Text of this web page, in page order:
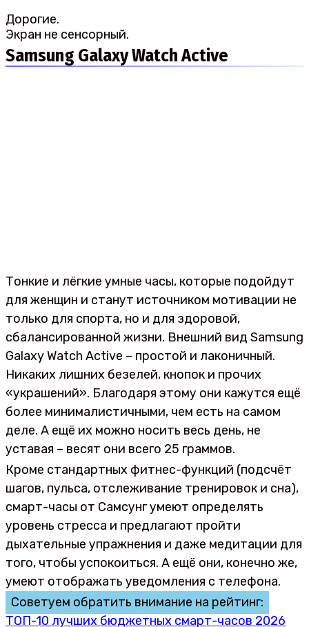
Дорогие.
Экран не сенсорный.
Samsung Galaxy Watch Active
Тонкие и лёгкие умные часы, которые подойдут
для женщин и станут источником мотивации не
только для спорта, но и для здоровой,
сбалансированной жизни. Внешний вид Samsung
Galaxy Watch Active – простой и лаконичный.
Никаких лишних безелей, кнопок и прочих
«украшений». Благодаря этому они кажутся ещё
более минималистичными, чем есть на самом
деле. А ещё их можно носить весь день, не
уставая – весят они всего 25 граммов.
Кроме стандартных фитнес-функций (подсчёт
шагов, пульса, отслеживание тренировок и сна),
смарт-часы от Самсунг умеют определять
уровень стресса и предлагают пройти
дыхательные упражнения и даже медитации для
того, чтобы успокоиться. А ещё они, конечно же,
умеют отображать уведомления с телефона.
Советуем обратить внимание на рейтинг:
ТОП-10 лучших бюджетных смарт-часов 2026